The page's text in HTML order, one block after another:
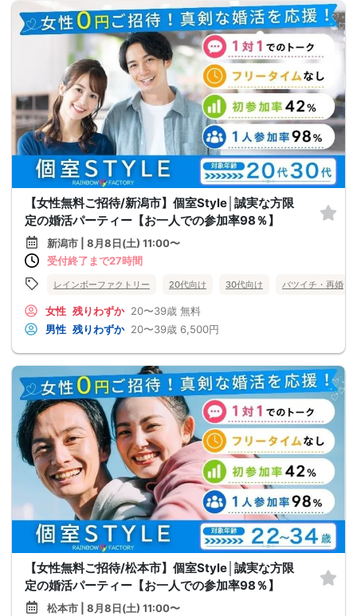
【女性無料ご招待/新潟市】個室Style│誠実な方限
定の婚活パーティー【お一人での参加率98％】
新潟市 | 8月8日(土) 11:00〜
受付終了まで27時間
レインボーファクトリー 20代向け 30代向け バツイチ・再婚
女性 残りわずか 20〜39歳 無料
男性 残りわずか 20〜39歳 6,500円
【女性無料ご招待/松本市】個室Style│誠実な方限
定の婚活パーティー【お一人での参加率98％】
松本市 | 8月8日(土) 11:00〜